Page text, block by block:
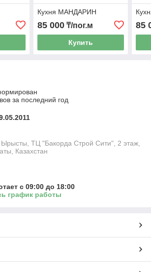
Кухня МАНДАРИН
85 000₸/пог.м
Купить
85
за последний год
Ырысты, ТЦ "Бакорда Строй Сити", 2 этаж,
Казахстан
с 09:00 до 18:00
график работы